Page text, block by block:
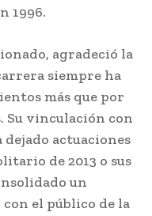
1996.
agradeció la
siempre ha
más que por
Su vinculación con
dejado actuaciones
de 2013 o sus
un
el público de la